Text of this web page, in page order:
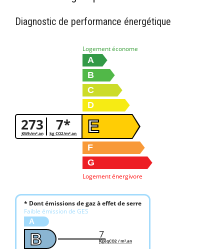
Diagnostic de performance énergétique
273
KWh/m².an 7*
kg CO2/m².an
Logement économe
A
B
C
D
E
F
G
Logement énergivore
* Dont émissions de gaz à effet de serre
Faible émission de GES
A
B 7
KgéqCO2 / m².an